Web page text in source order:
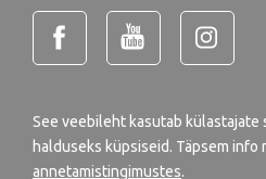
See veebileht kasutab
halduseks küpsiseid. Täpsem info
annetamistingimustes.